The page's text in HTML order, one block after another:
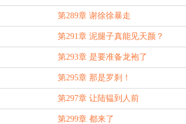
第289章 谢徐徐暴走
第291章 泥腿子真能见天颜？
第293章 是要准备龙袍了
第295章 那是罗刹！
第297章 让陆韫到人前
第299章 都来了